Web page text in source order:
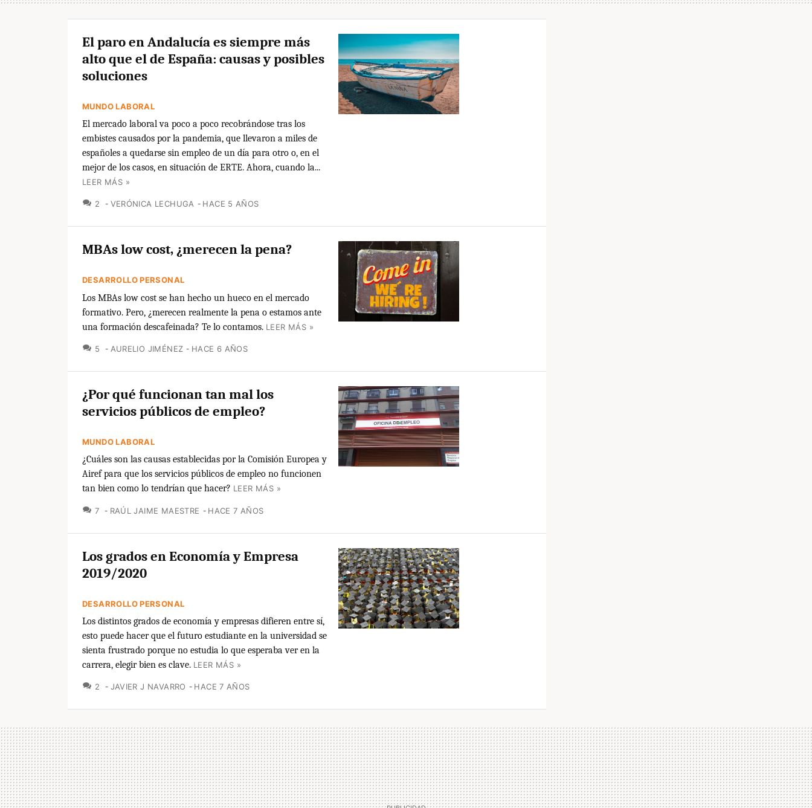
El paro en Andalucía es siempre más
alto que el de España: causas y posibles
soluciones
MUNDO LABORAL
El mercado laboral va poco a poco recobrándose tras los
embistes causados por la pandemia, que llevaron a miles de
españoles a quedarse sin empleo de un día para otro o, en el
mejor de los casos, en situación de ERTE. Ahora, cuando la...
LEER MÁS »
2 COMENTARIOS
VERÓNICA LECHUGA HACE 5 AÑOS
MBAs low cost, ¿merecen la pena?
DESARROLLO PERSONAL
Los MBAs low cost se han hecho un hueco en el mercado
formativo. Pero, ¿merecen realmente la pena o estamos ante
una formación descafeinada? Te lo contamos. LEER MÁS »
5 COMENTARIOS
AURELIO JIMÉNEZ HACE 6 AÑOS
¿Por qué funcionan tan mal los
servicios públicos de empleo?
MUNDO LABORAL
¿Cuáles son las causas establecidas por la Comisión Europea y
Airef para que los servicios públicos de empleo no funcionen
tan bien como lo tendrían que hacer? LEER MÁS »
7 COMENTARIOS
RAÚL JAIME MAESTRE HACE 7 AÑOS
Los grados en Economía y Empresa
2019/2020
DESARROLLO PERSONAL
Los distintos grados de economía y empresas difieren entre sí,
esto puede hacer que el futuro estudiante en la universidad se
sienta frustrado porque no estudia lo que esperaba ver en la
carrera, elegir bien es clave. LEER MÁS »
2 COMENTARIOS
JAVIER J NAVARRO HACE 7 AÑOS